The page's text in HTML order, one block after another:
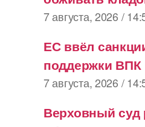
7 августа, 2026 /
ЕС ввёл
поддержки ВПК
7 августа, 2026 /
Верховный суд